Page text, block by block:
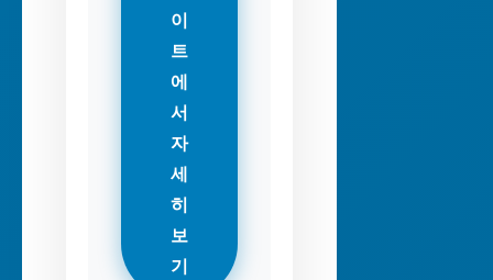
이
트
에
서
자
세
히
보
기